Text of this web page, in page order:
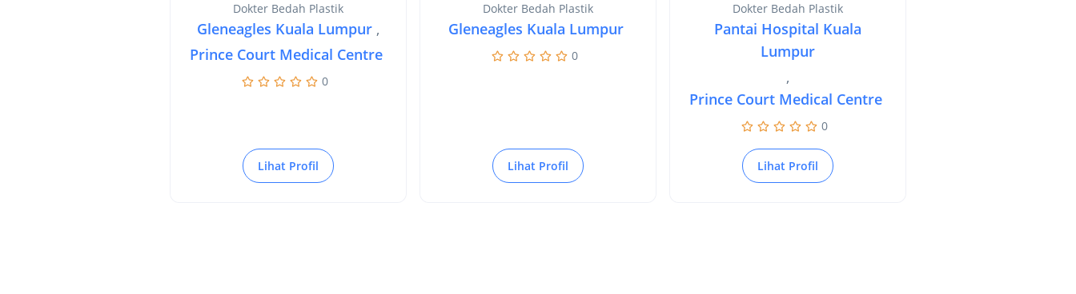
Dokter Bedah Plastik
Gleneagles Kuala Lumpur,
Prince Court Medical Centre
0
Lihat Profil
Dokter Bedah Plastik
Gleneagles Kuala Lumpur
0
Lihat Profil
Dokter Bedah Plastik
Pantai Hospital Kuala
Lumpur
,
Prince Court Medical Centre
0
Lihat Profil